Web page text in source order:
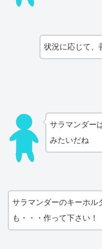
状況に応じて、
サラマンダー
みたいだね
サラマンダーのキーホル
も・・・作って下さい！